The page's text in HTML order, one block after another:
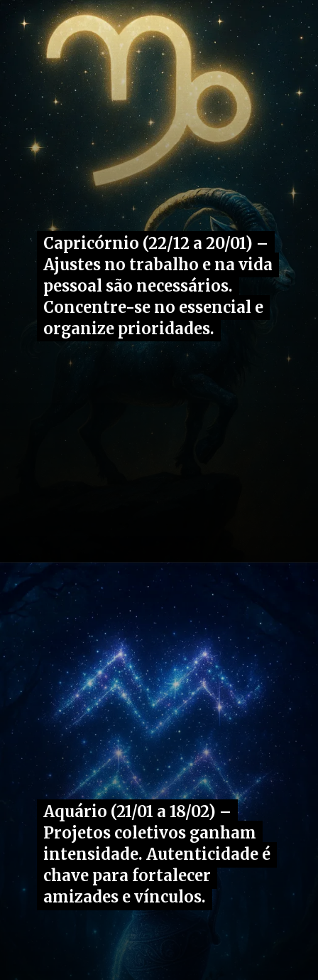
Openinghttps://fusne.com/vida
Capricórnio (22/12 a 20/01) –
Ajustes no trabalho e na vida
pessoal são necessários.
Concentre-se no essencial e
organize prioridades.
Capricórnio (22/12 a 20/01) –
Ajustes no trabalho e na vida
pessoal são necessários.
Concentre-se no essencial e
organize prioridades.
Opening https://fusne.com/vida
Aquário (21/01 a 18/02) –
Projetos coletivos ganham
intensidade. Autenticidade é
chave para fortalecer
amizades e vínculos.
Aquário (21/01 a 18/02) –
Projetos coletivos ganham
intensidade. Autenticidade é
chave para fortalecer
amizades e vínculos.